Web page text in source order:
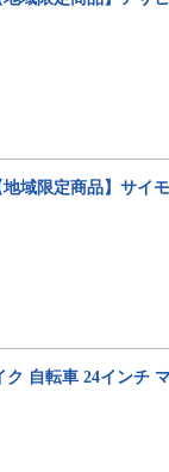
域限定商品】サイ
自転車 24インチ